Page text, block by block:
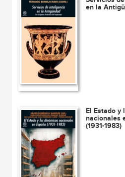
en la
El Estado y
nacionales
(1931-1983)